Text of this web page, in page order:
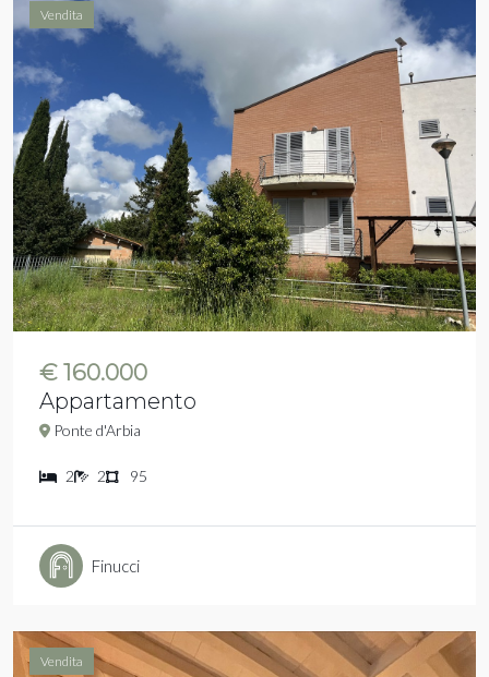
Vendita
€ 160.000
Appartamento
Ponte d'Arbia
2 2 95
Finucci
Vendita